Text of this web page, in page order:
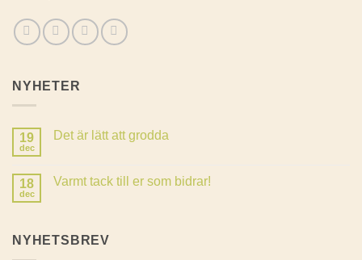
NYHETER
19
dec
Det är lätt att grodda
Det
18
dec
Varmt tack till er som bidrar!
tack
NYHETSBREV